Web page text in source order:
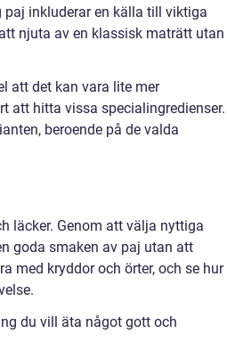
inkluderar en källa till viktiga
njuta av en klassisk maträtt utan
att det kan vara lite mer
att hitta vissa specialingredienser.
beroende på de valda
läcker. Genom att välja nyttiga
goda smaken av paj utan att
med kryddor och örter, och se hur
du vill äta något gott och